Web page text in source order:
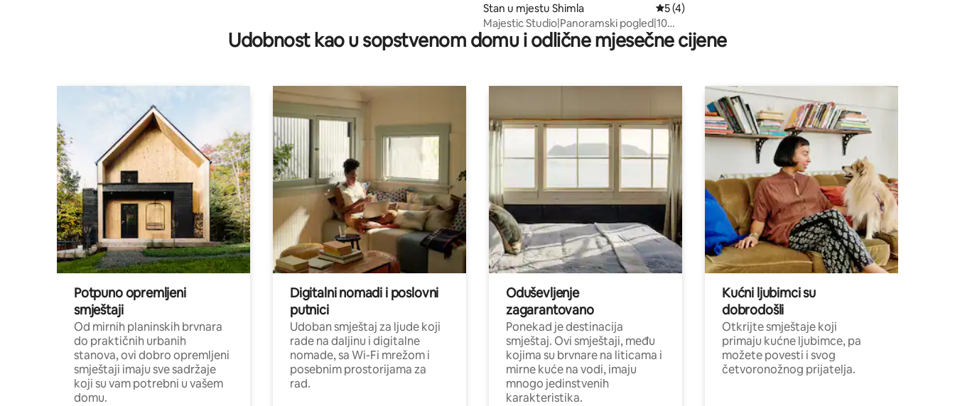
Stan u mjestu Shimla prosječna ocjena 5 od 5, recenzija: 4
5 (4)
Majestic Studio|Panoramski pogled|10
minuta do tržnog centra
Udobnost kao u sopstvenom domu i odlične mjesečne cijene
Potpuno opremljeni
smještaji
Od mirnih planinskih brvnara
do praktičnih urbanih
stanova, ovi dobro opremljeni
smještaji imaju sve sadržaje
koji su vam potrebni u vašem
domu.
Digitalni nomadi i poslovni
putnici
Udoban smještaj za ljude koji
rade na daljinu i digitalne
nomade, sa Wi-Fi mrežom i
posebnim prostorijama za
rad.
Oduševljenje
zagarantovano
Ponekad je destinacija
smještaj. Ovi smještaji, među
kojima su brvnare na liticama i
mirne kuće na vodi, imaju
mnogo jedinstvenih
karakteristika.
Kućni ljubimci su
dobrodošli
Otkrijte smještaje koji
primaju kućne ljubimce, pa
možete povesti i svog
četvoronožnog prijatelja.